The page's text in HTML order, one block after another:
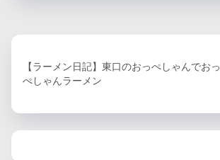
【ラーメン日記】東口のおっぺしゃんでおっ
ぺしゃんラーメン